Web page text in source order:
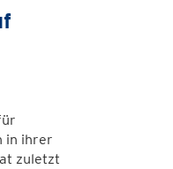
in ihrer
zuletzt